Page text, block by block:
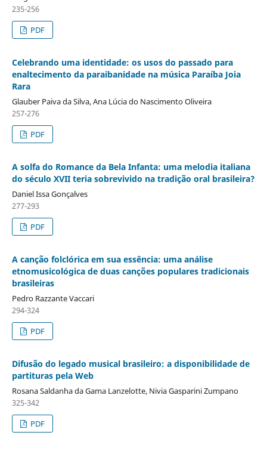
235-256
PDF
Celebrando uma identidade: os usos do passado para
enaltecimento da paraibanidade na música Paraíba Joia
Rara
Glauber Paiva da Silva, Ana Lúcia do Nascimento Oliveira
257-276
PDF
A solfa do Romance da Bela Infanta: uma melodia italiana
do século XVII teria sobrevivido na tradição oral brasileira?
Daniel Issa Gonçalves
277-293
PDF
A canção folclórica em sua essência: uma análise
etnomusicológica de duas canções populares tradicionais
brasileiras
Pedro Razzante Vaccari
294-324
PDF
Difusão do legado musical brasileiro: a disponibilidade de
partituras pela Web
Rosana Saldanha da Gama Lanzelotte, Nivia Gasparini Zumpano
325-342
PDF